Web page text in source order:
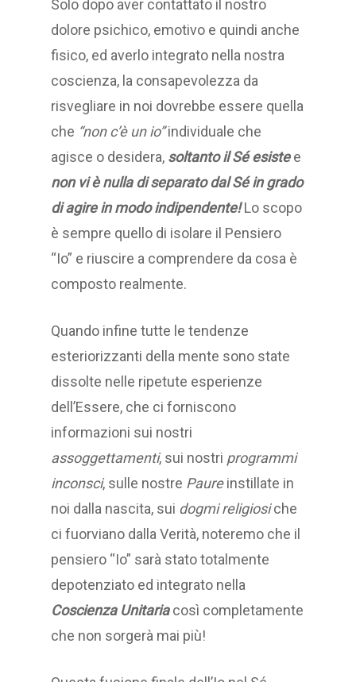
Solo dopo aver contattato il nostro
dolore psichico, emotivo e quindi anche
fisico, ed averlo integrato nella nostra
coscienza, la consapevolezza da
risvegliare in noi dovrebbe essere quella
che “non c’è un io”individuale che
agisce o desidera, soltanto il Sé esistee
non vi è nulla di separato dal Sé in grado
di agire in modo indipendente!Lo scopo
è sempre quello di isolare il Pensiero
“Io” e riuscire a comprendere da cosa è
composto realmente.
Quando infine tutte le tendenze
esteriorizzanti della mente sono state
dissolte nelle ripetute esperienze
dell’Essere, che ci forniscono
informazioni sui nostri
assoggettamenti, sui nostri programmi
inconsci, sulle nostre Paureinstillate in
noi dalla nascita, sui dogmi religiosiche
ci fuorviano dalla Verità, noteremo che il
pensiero “Io” sarà stato totalmente
depotenziato ed integrato nella
Coscienza Unitariacosì completamente
che non sorgerà mai più!